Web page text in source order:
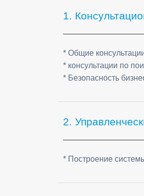
1.
* Общие
* консультации по
* Безопасность
2.
* Построение